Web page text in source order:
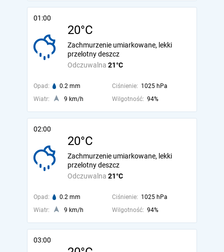
01:00
20°C
Odczuwalna 21°C
Zachmurzenie umiarkowane, lekki
przelotny deszcz
Opad: 0.2 mm Ciśnienie: 1025 hPa
Wiatr:
9 km/h Wilgotność: 94%
02:00
20°C
Odczuwalna 21°C
Zachmurzenie umiarkowane, lekki
przelotny deszcz
Opad: 0.2 mm Ciśnienie: 1025 hPa
Wiatr:
9 km/h Wilgotność: 94%
03:00